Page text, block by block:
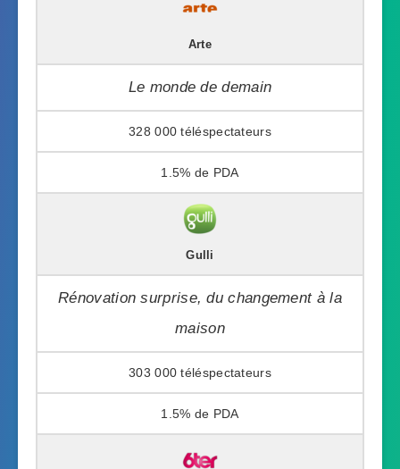
Arte
Le monde de demain
328 000
1.5%
Gulli
Rénovation surprise, du changement à la
maison
303 000
1.5%